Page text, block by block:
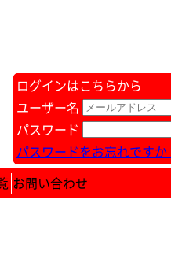
ログインはこちらから
ユーザー名
パスワード
パスワードをお忘れですか
お問い合わせ